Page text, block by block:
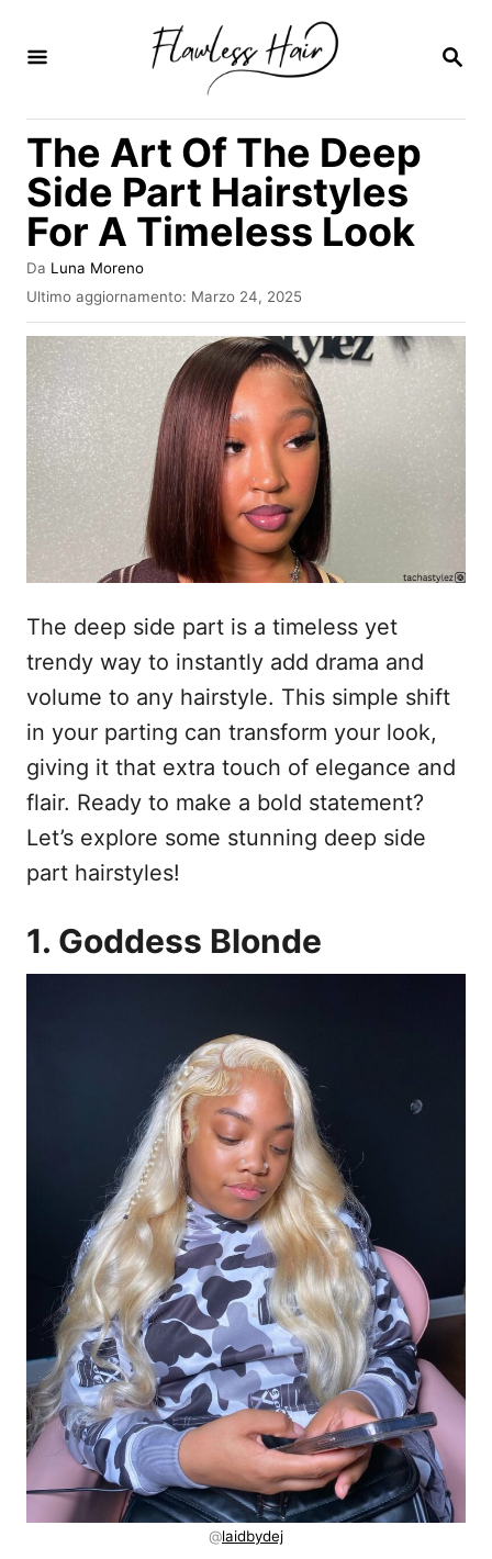
R
E
The Art Of The Deep
Side Part Hairstyles
For A Timeless Look
Da A
u
o
r
e
Luna Moreno
I
n
v
a
t
o
s
u
Ultimo aggiornamento: Marzo 24, 2025
The deep side part is a timeless yet
trendy way to instantly add drama and
volume to any hairstyle. This simple shift
in your parting can transform your look,
giving it that extra touch of elegance and
flair. Ready to make a bold statement?
Let’s explore some stunning deep side
part hairstyles!
1. Goddess Blonde
@laidbydej